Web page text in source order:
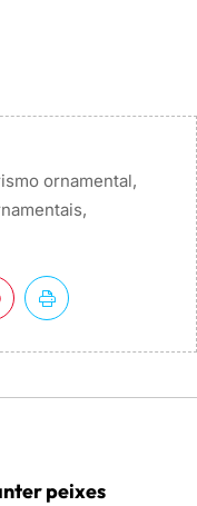
ornamental,
,
peixes